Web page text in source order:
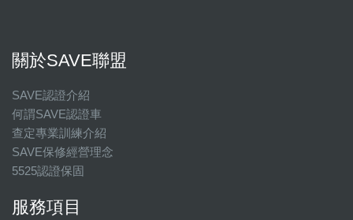
關於SAVE聯盟
SAVE認證介紹
何謂SAVE認證車
查定專業訓練介紹
SAVE保修經營理念
5525認證保固
服務項目